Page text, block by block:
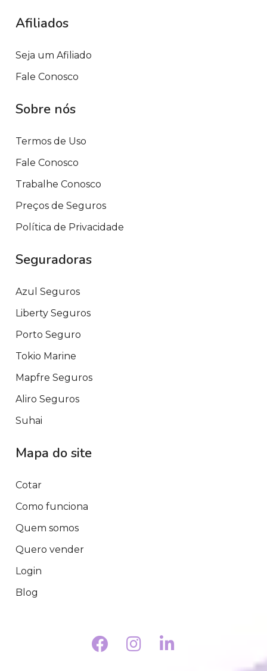
Mapa do site
Cotar
Como funciona
Quem somos
Quero vender
Login
Blog
Seguradoras
Azul Seguros
Liberty Seguros
Porto Seguro
Tokio Marine
Mapfre Seguros
Aliro Seguros
Suhai
Sobre nós
Termos de Uso
Fale Conosco
Trabalhe Conosco
Preços de Seguros
Política de Privacidade
Afiliados
Seja um Afiliado
Fale Conosco